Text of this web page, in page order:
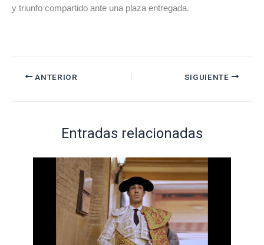
y triunfo compartido ante una plaza entregada.
ANTERIOR SIGUIENTE
Entradas relacionadas